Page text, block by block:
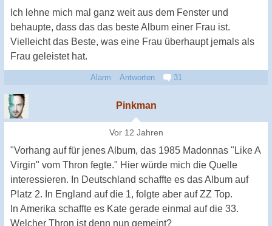
Ich lehne mich mal ganz weit aus dem Fenster und
behaupte, dass das das beste Album einer Frau ist.
Vielleicht das Beste, was eine Frau überhaupt jemals als
Frau geleistet hat.
Alarm Antworten 31
Pinkman
Vor 12 Jahren
"Vorhang auf für jenes Album, das 1985 Madonnas "Like A
Virgin" vom Thron fegte." Hier würde mich die Quelle
interessieren. In Deutschland schaffte es das Album auf
Platz 2. In England auf die 1, folgte aber auf ZZ Top.
In Amerika schaffte es Kate gerade einmal auf die 33.
Welcher Thron ist denn nun gemeint?